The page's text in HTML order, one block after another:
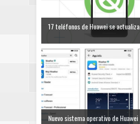
17 teléfonos de Huawei se actualiza...
Nuevo sistema operativo de Huawei